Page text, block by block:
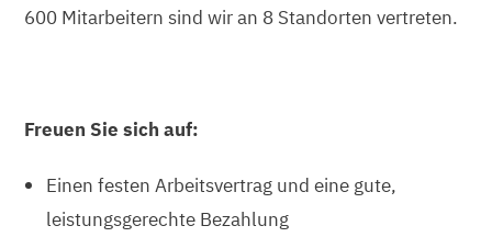
600 Mitarbeitern sind wir an 8 Standorten vertreten.
Freuen Sie sich auf:
Einen festen Arbeitsvertrag und eine gute,
leistungsgerechte Bezahlung